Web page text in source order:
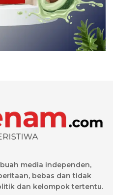
media independen,
bebas dan tidak
dan kelompok tertentu.